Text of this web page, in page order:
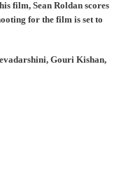
film, Sean Roldan scores
for the film is set to
Gouri Kishan,